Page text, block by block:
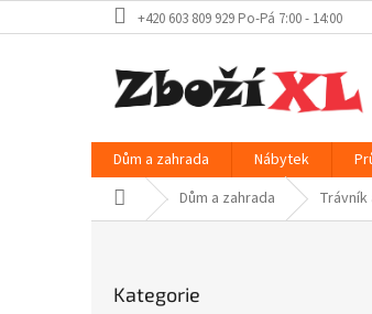
na
+420 603 809 929 Po-Pá 7:00 - 14:00
Dům a zahrada Nábytek
Domů Dům a zahrada Trávník
kategorie
Kategorie